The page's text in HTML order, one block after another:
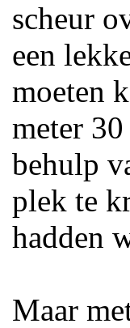
scheur
een
moeten
meter
behulp
plek te
hadden
Maar